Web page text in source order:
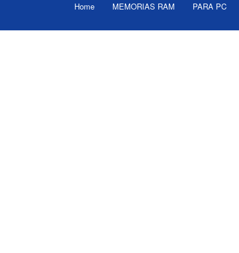
Home MEMORIAS RAM PARA PC